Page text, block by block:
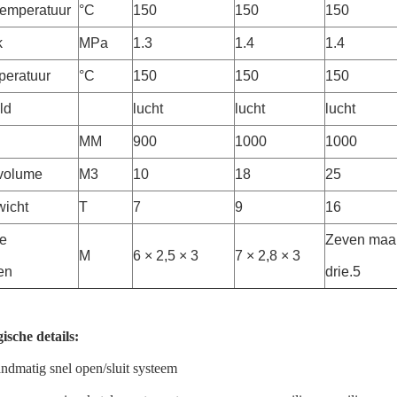
°C 150 150 150
MPa 1.3 1.4 1.4
°C 150 150 150
lucht lucht lucht
MM 900 1000 1000
M3 10 18 25
T 7 9 16
M 6 × 2,5 × 3 7 × 2,8 × 3
Zeven
drie.5
details:
snel open/sluit systeem